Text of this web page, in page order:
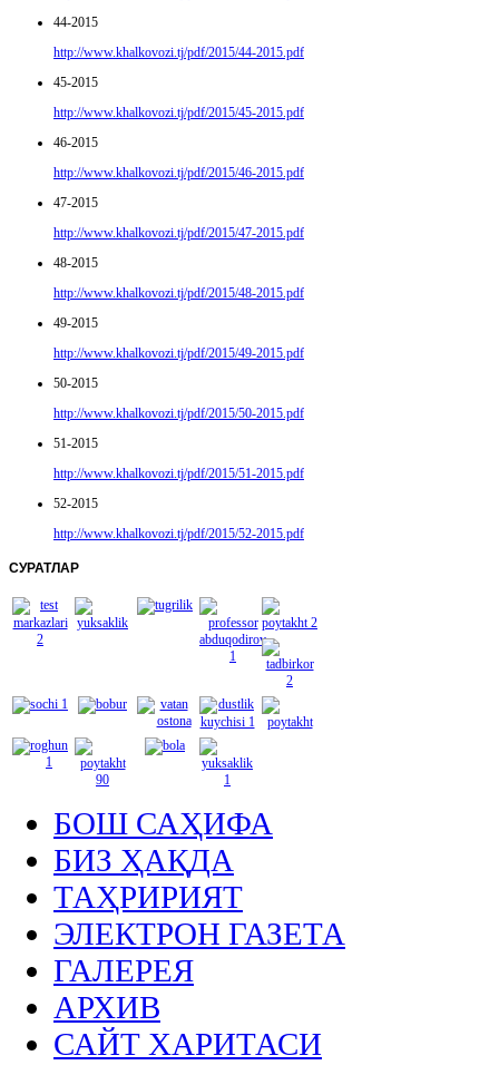
44-2015
http://www.khalkovozi.tj/pdf/2015/44-2015.pdf
45-2015
http://www.khalkovozi.tj/pdf/2015/45-2015.pdf
46-2015
http://www.khalkovozi.tj/pdf/2015/46-2015.pdf
47-2015
http://www.khalkovozi.tj/pdf/2015/47-2015.pdf
48-2015
http://www.khalkovozi.tj/pdf/2015/48-2015.pdf
49-2015
http://www.khalkovozi.tj/pdf/2015/49-2015.pdf
50-2015
http://www.khalkovozi.tj/pdf/2015/50-2015.pdf
51-2015
http://www.khalkovozi.tj/pdf/2015/51-2015.pdf
52-2015
http://www.khalkovozi.tj/pdf/2015/52-2015.pdf
СУРАТЛАР
БОШ САҲИФА
БИЗ ҲАҚДА
ТАҲРИРИЯТ
ЭЛЕКТРОН ГАЗЕТА
ГАЛЕРЕЯ
АРХИВ
САЙТ ХАРИТАСИ